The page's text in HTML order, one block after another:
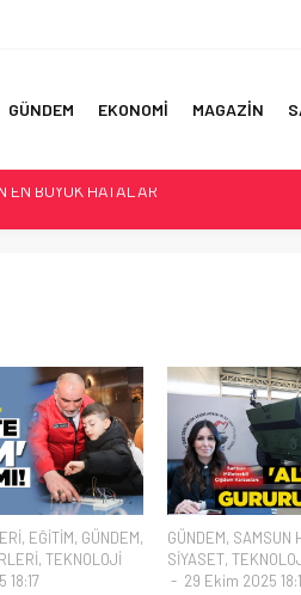
GÜNDEM EKONOMİ MAGAZİN
EN BÜYÜK HATALAR
, EĞİTİM, GÜNDEM,
, TEKNOLOJİ
18:17
GÜNDEM, SAMSUN
SİYASET,
29 Ekim 2025